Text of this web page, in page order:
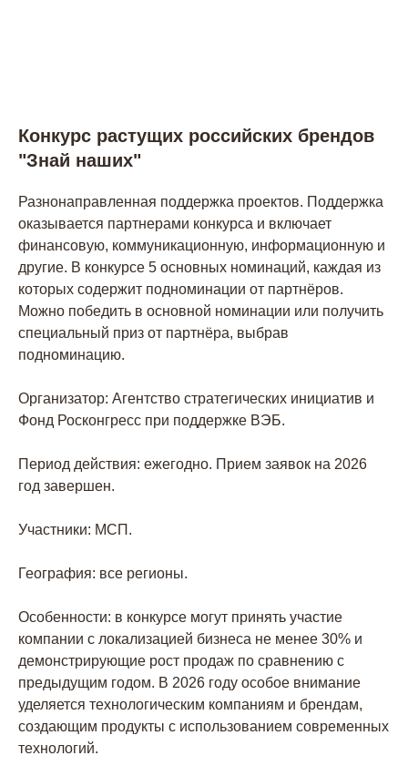
Конкурс растущих российских брендов
"Знай наших"
Разнонаправленная поддержка проектов. Поддержка
оказывается партнерами конкурса и включает
финансовую, коммуникационную, информационную и
другие. В конкурсе 5 основных номинаций, каждая из
которых содержит подноминации от партнёров.
Можно победить в основной номинации или получить
специальный приз от партнёра, выбрав
подноминацию.
Организатор: Агентство стратегических инициатив и
Фонд Росконгресс при поддержке ВЭБ.
Период действия: ежегодно. Прием заявок на 2026
год завершен.
Участники: МСП.
География: все регионы.
Особенности: в конкурсе могут принять участие
компании с локализацией бизнеса не менее 30% и
демонстрирующие рост продаж по сравнению с
предыдущим годом. В 2026 году особое внимание
уделяется технологическим компаниям и брендам,
создающим продукты с использованием современных
технологий.